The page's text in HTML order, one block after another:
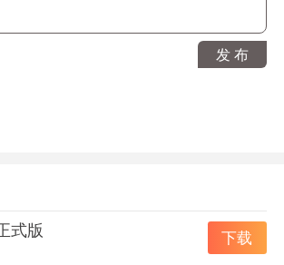
力交锋，热血团战，诸侯争霸，夺城、夺
征服，百位武将常伴左右，尽情指挥麾
自由打造大军，排兵布阵以寡敌众，尽
发 布
式版 下载